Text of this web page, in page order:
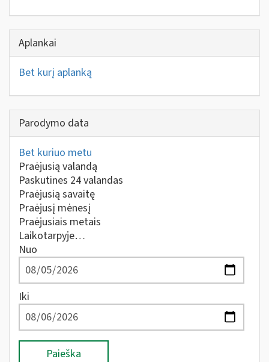
Aplankai
Bet kurį aplanką
Parodymo data
Bet kuriuo metu
Praėjusią valandą
Paskutines 24 valandas
Praėjusią savaitę
Praėjusį mėnesį
Praėjusiais metais
Laikotarpyje…
Nuo
Iki
Paieška